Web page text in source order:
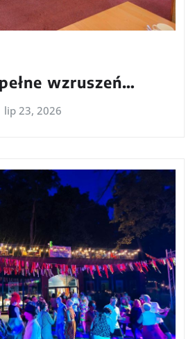
wzruszeń…
lip 23, 2026